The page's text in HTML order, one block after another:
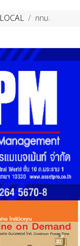
LOCAL
กทม.